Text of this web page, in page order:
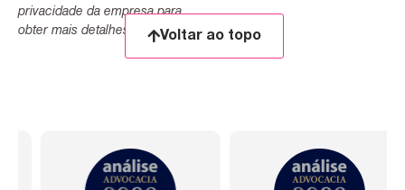
privacidade da empresa para
obter mais detalhes.
Voltar ao topo